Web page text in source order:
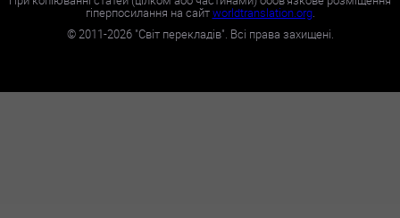
гіперпосилання на сайтworldtranslation.org.
©2011-2026"Світ перекладів". Всі права захищені.